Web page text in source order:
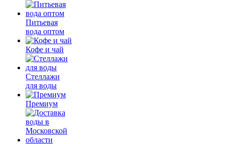
Питьевая
вода оптом
Кофе и чай
Стеллажи
для воды
Премиум